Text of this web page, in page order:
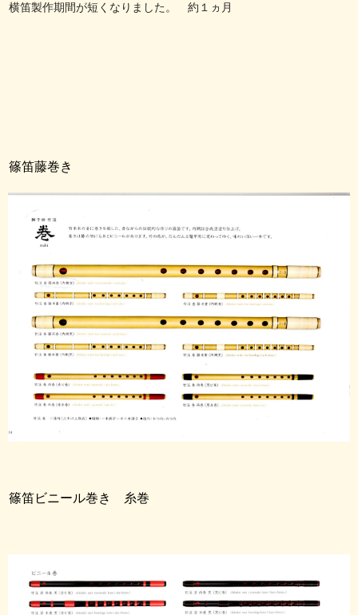
横笛製作期間が短くなりました。 約１ヵ月
篠笛藤巻き
篠笛ビニール巻き 糸巻